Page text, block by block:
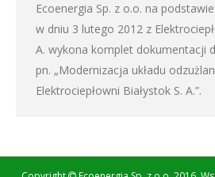
Ecoenergia Sp. z o.o. na
w dniu 3 lutego 2012 z
A. wykona komplet dokumentacji
pn. „Modernizacja układu
Elektrociepłowni Białystok S. A.”.